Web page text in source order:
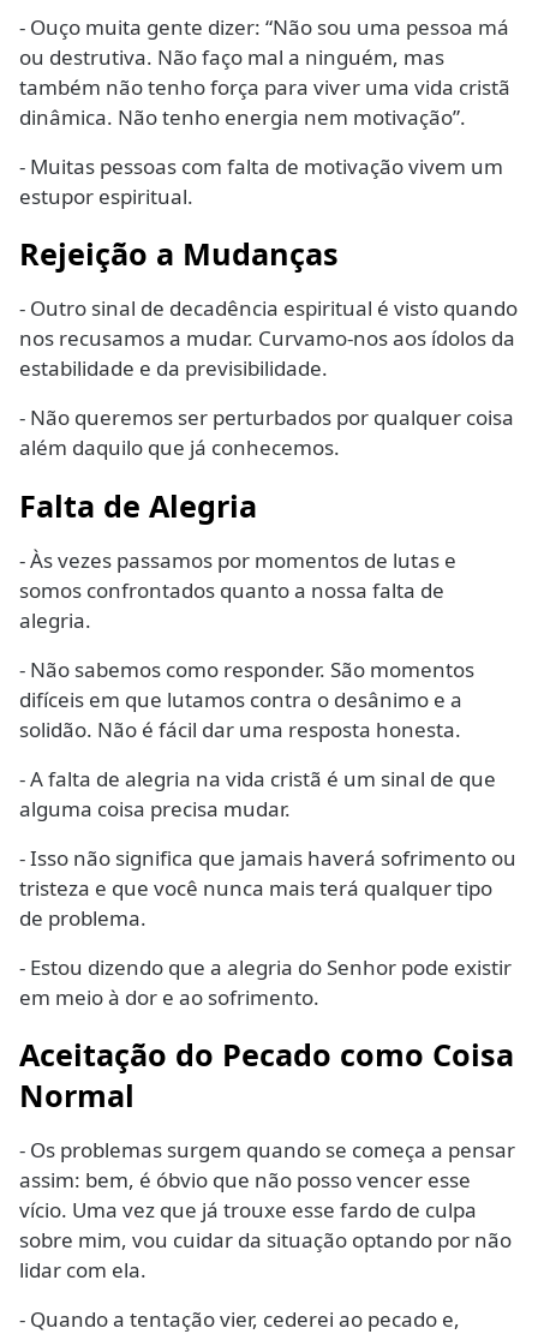
- Ouço muita gente dizer: “Não sou uma pessoa má
ou destrutiva. Não faço mal a ninguém, mas
também não tenho força para viver uma vida cristã
dinâmica. Não tenho energia nem motivação”.
- Muitas pessoas com falta de motivação vivem um
estupor espiritual.
Rejeição a Mudanças
- Outro sinal de decadência espiritual é visto quando
nos recusamos a mudar. Curvamo-nos aos ídolos da
estabilidade e da previsibilidade.
- Não queremos ser perturbados por qualquer coisa
além daquilo que já conhecemos.
Falta de Alegria
- Às vezes passamos por momentos de lutas e
somos confrontados quanto a nossa falta de
alegria.
- Não sabemos como responder. São momentos
difíceis em que lutamos contra o desânimo e a
solidão. Não é fácil dar uma resposta honesta.
- A falta de alegria na vida cristã é um sinal de que
alguma coisa precisa mudar.
- Isso não significa que jamais haverá sofrimento ou
tristeza e que você nunca mais terá qualquer tipo
de problema.
- Estou dizendo que a alegria do Senhor pode existir
em meio à dor e ao sofrimento.
Aceitação do Pecado como Coisa
Normal
- Os problemas surgem quando se começa a pensar
assim: bem, é óbvio que não posso vencer esse
vício. Uma vez que já trouxe esse fardo de culpa
sobre mim, vou cuidar da situação optando por não
lidar com ela.
- Quando a tentação vier, cederei ao pecado e,